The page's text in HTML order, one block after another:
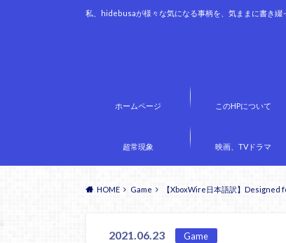
私、hidebusaが様々な気になる事柄を、気ままに書き綴
ホームページ このHPについて
超常現象 映画、TVドラマ
HOME Game 【XboxWire日本語訳】Designed
2021.06.23 Game